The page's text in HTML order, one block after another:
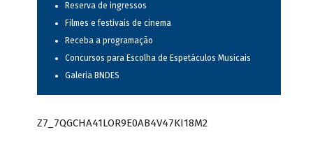
Reserva de ingressos
Filmes e festivais de cinema
Receba a programação
Concursos para Escolha de Espetáculos Musicais
Galeria BNDES
Z7_7QGCHA41LOR9E0AB4V47KI18M2